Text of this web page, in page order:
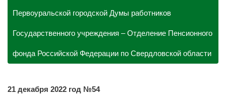
Первоуральской городской Думы работников
Государственного учреждения – Отделение Пенсионного
фонда Российской Федерации по Свердловской области
21 декабря 2022 год №54